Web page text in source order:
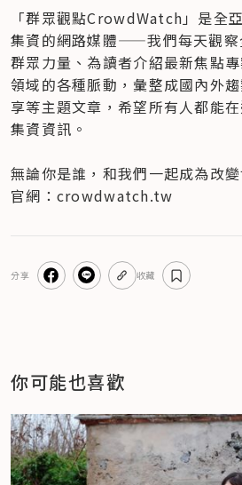
「群眾觀點CrowdWatch」是全
集資的網路媒體——我們每天觀察
群眾力量、為讀者介紹最新焦點
領域的各種脈動，彙整成國內外
享等主題文章，希望所有人都能
集資資訊。
無論你是誰，和我們一起成為改
官網：crowdwatch.tw
分享 收藏
你可能也喜歡